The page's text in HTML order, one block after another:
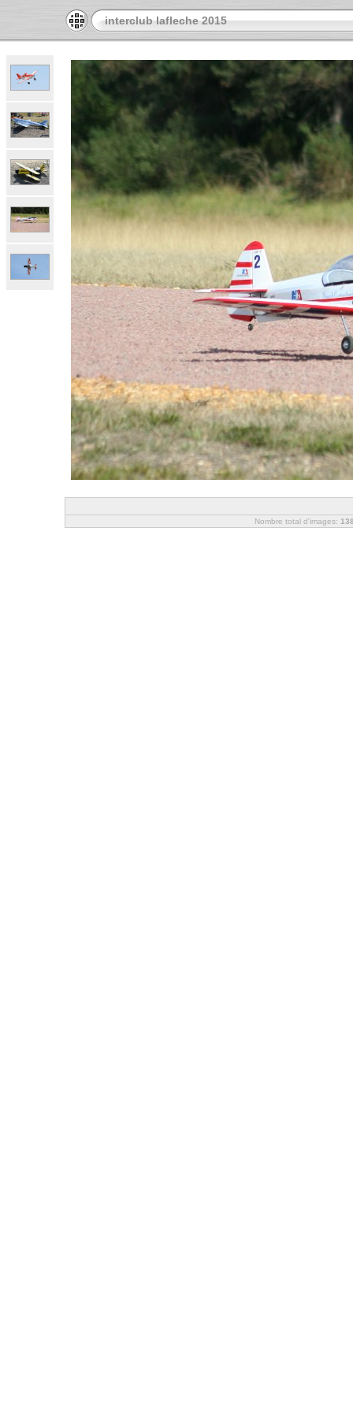
interclub lafleche 2015
Nombre total d'images: